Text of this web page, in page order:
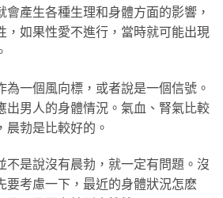
產生各種生理和身體方面的影響，
，如果性愛不進行，當時就可能出現
為一個風向標，或者說是一個信號。
出男人的身體情況。氣血、腎氣比較
晨勃是比較好的。
不是說沒有晨勃，就一定有問題。沒
要考慮一下，最近的身體狀況怎麽